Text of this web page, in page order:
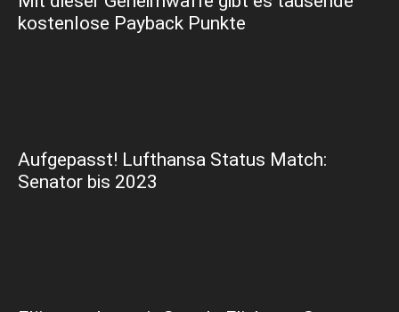
kostenlose Payback Punkte
Aufgepasst! Lufthansa Status Match:
Senator bis 2023